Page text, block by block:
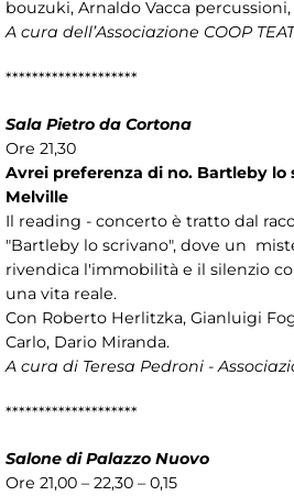
bouzuki, Arnaldo Vacca
A cura dell’Associazione COOP
********************
Sala Pietro da Cortona
Ore 21,30
Avrei preferenza di no. Bartleby lo
Melville
Il reading - concerto è tratto dal
"Bartleby lo scrivano", dove un
rivendica l'immobilità e il silenzio
una vita reale.
Con Roberto Herlitzka, Gianluigi
Carlo, Dario Miranda.
A cura di Teresa Pedroni -
********************
Salone di Palazzo Nuovo
Ore 21,00 – 22,30 – 0,15